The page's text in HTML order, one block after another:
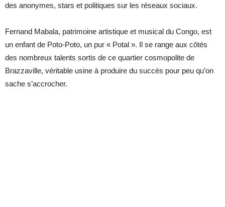
des anonymes, stars et politiques sur les réseaux sociaux.
Fernand Mabala, patrimoine artistique et musical du Congo, est
un enfant de Poto-Poto, un pur « Potal ». Il se range aux côtés
des nombreux talents sortis de ce quartier cosmopolite de
Brazzaville, véritable usine à produire du succès pour peu qu’on
sache s’accrocher.